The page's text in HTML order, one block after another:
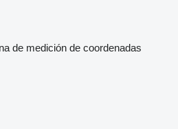
de medición de coordenadas